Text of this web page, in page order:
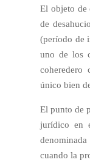
El objeto de
de
(período de
uno de los
coheredero
único bien
El punto de
jurídico en
cuando la